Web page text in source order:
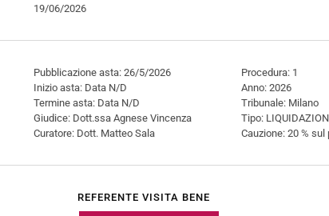
19/06/2026
Pubblicazione asta: 26/5/2026
Inizio asta: Data N/D
Termine asta: Data N/D
Giudice: Dott.ssa Agnese Vincenza
Curatore: Dott. Matteo Sala
Procedura: 1
Anno: 2026
Tribunale: Milano
Tipo:
Cauzione: 20 %
REFERENTE VISITA BENE